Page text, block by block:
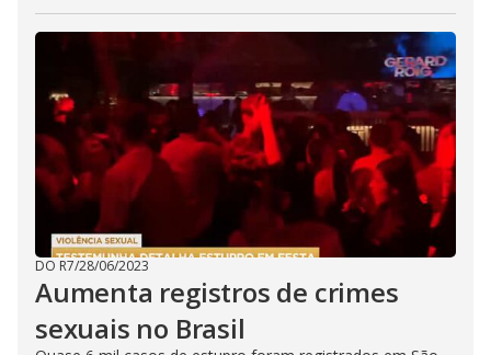
DO R7/28/06/2023
Aumenta registros de crimes
sexuais no Brasil